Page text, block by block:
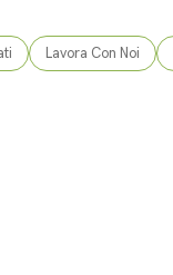
Lavora Con Noi